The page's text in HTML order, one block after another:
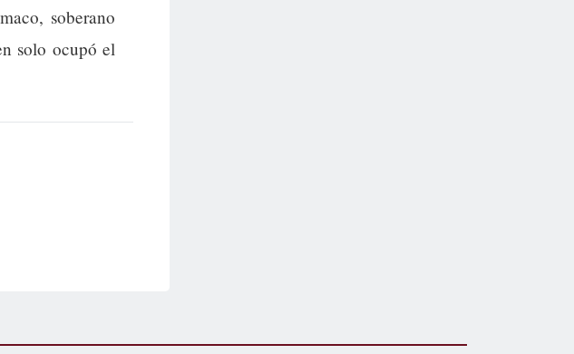
soberano
solo ocupó el